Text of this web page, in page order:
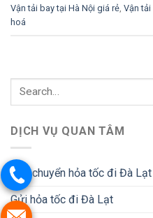
Vận tải bay tại Hà Nội giá rẻ Vận
hoá
DỊCH VỤ QUAN TÂM
Vận chuyển hỏa tốc đi Đà
Gửi hỏa tốc đi Đà Lạt